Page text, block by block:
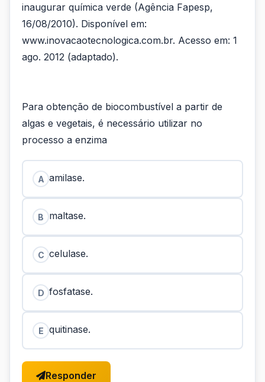
inaugurar química verde (Agência Fapesp,
16/08/2010). Disponível em:
www.inovacaotecnologica.com.br. Acesso em: 1
ago. 2012 (adaptado).
Para obtenção de biocombustível a partir de
algas e vegetais, é necessário utilizar no
processo a enzima
A amilase.
B maltase.
C celulase.
D fosfatase.
E quitinase.
Responder